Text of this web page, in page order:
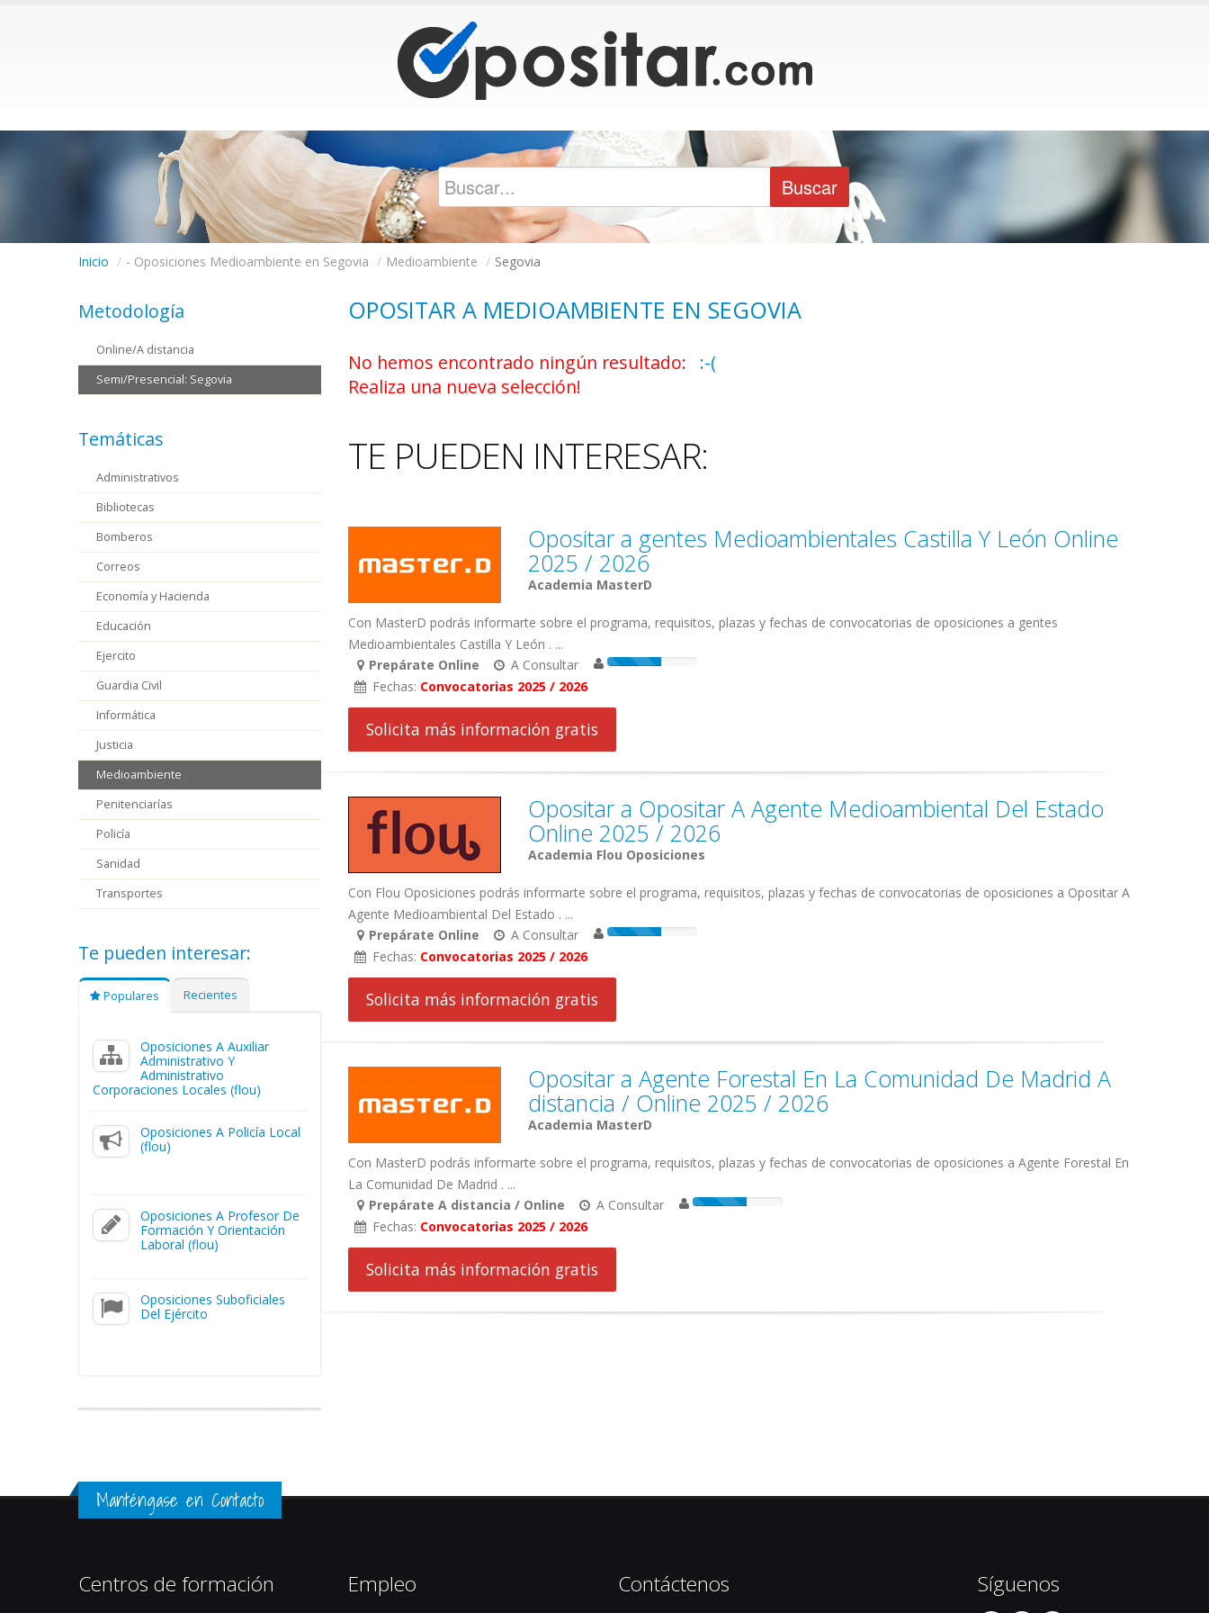
Inicio / - Oposiciones Medioambiente en Segovia / Medioambiente / Segovia
OPOSITAR A MEDIOAMBIENTE EN SEGOVIA
No hemos encontrado ningún resultado: :-(
Realiza una nueva selección!
TE PUEDEN INTERESAR:
Opositar a gentes Medioambientales Castilla Y León Online
2025 / 2026
Academia MasterD
Con MasterD podrás informarte sobre el programa, requisitos, plazas y fechas de convocatorias de oposiciones a gentes
Medioambientales Castilla Y León . ...
Prepárate Online
A Consultar
Fechas: Convocatorias 2025 / 2026
Solicita más información gratis
Opositar a Opositar A Agente Medioambiental Del Estado
Online 2025 / 2026
Academia Flou Oposiciones
Con Flou Oposiciones podrás informarte sobre el programa, requisitos, plazas y fechas de convocatorias de oposiciones a Opositar A
Agente Medioambiental Del Estado . ...
Prepárate Online
A Consultar
Fechas: Convocatorias 2025 / 2026
Solicita más información gratis
Opositar a Agente Forestal En La Comunidad De Madrid A
distancia / Online 2025 / 2026
Academia MasterD
Con MasterD podrás informarte sobre el programa, requisitos, plazas y fechas de convocatorias de oposiciones a Agente Forestal En
La Comunidad De Madrid . ...
Prepárate A distancia / Online
A Consultar
Fechas: Convocatorias 2025 / 2026
Solicita más información gratis
Metodología
Online/A distancia
Semi/Presencial: Segovia
Temáticas
Administrativos
Bibliotecas
Bomberos
Correos
Economía y Hacienda
Educación
Ejercito
Guardia Civil
Informática
Justicia
Medioambiente
Penitenciarías
Policía
Sanidad
Transportes
Te pueden interesar:
Populares Recientes
Oposiciones A Auxiliar
Administrativo Y
Administrativo
Corporaciones Locales (flou)
Oposiciones A Policía Local
(flou)
Oposiciones A Profesor De
Formación Y Orientación
Laboral (flou)
Oposiciones Suboficiales
Del Ejército
Manténgase en Contacto
Centros de formación Empleo Contáctenos Síguenos